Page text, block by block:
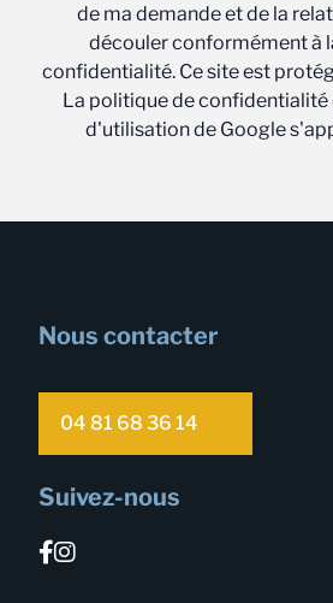
de ma demande et de la
découler conformément à
confidentialité. Ce site est
La politique de confidentialité
d'utilisation de Google
Nous contacter
04 81 68 36 14
Suivez-nous